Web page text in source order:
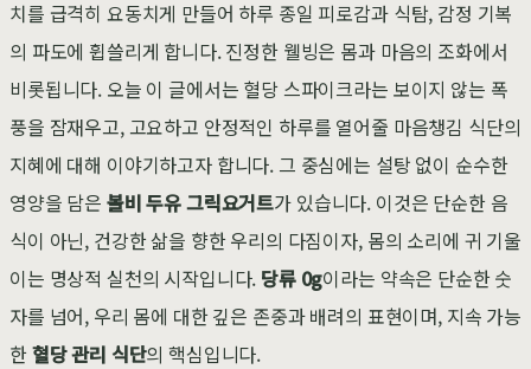
치를 급격히 요동치게 만들어 하루 종일 피로감과 식탐, 감정 기복
의 파도에 휩쓸리게 합니다. 진정한 웰빙은 몸과 마음의 조화에서
비롯됩니다. 오늘 이 글에서는 혈당 스파이크라는 보이지 않는 폭
풍을 잠재우고, 고요하고 안정적인 하루를 열어줄 마음챙김 식단의
지혜에 대해 이야기하고자 합니다. 그 중심에는 설탕 없이 순수한
영양을 담은 볼비 두유 그릭요거트가 있습니다. 이것은 단순한 음
식이 아닌, 건강한 삶을 향한 우리의 다짐이자, 몸의 소리에 귀 기울
이는 명상적 실천의 시작입니다. 당류 0g이라는 약속은 단순한 숫
자를 넘어, 우리 몸에 대한 깊은 존중과 배려의 표현이며, 지속 가능
한혈당 관리 식단의 핵심입니다.